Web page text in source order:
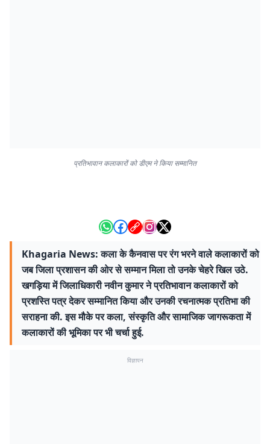
प्रतिभावान कलाकारों को डीएम ने किया सम्मानित
Khagaria News: कला के कैनवास पर रंग भरने वाले कलाकारों को
जब जिला प्रशासन की ओर से सम्मान मिला तो उनके चेहरे खिल उठे.
खगड़िया में जिलाधिकारी नवीन कुमार ने प्रतिभावान कलाकारों को
प्रशस्ति पत्र देकर सम्मानित किया और उनकी रचनात्मक प्रतिभा की
सराहना की. इस मौके पर कला, संस्कृति और सामाजिक जागरूकता में
कलाकारों की भूमिका पर भी चर्चा हुई.
विज्ञापन